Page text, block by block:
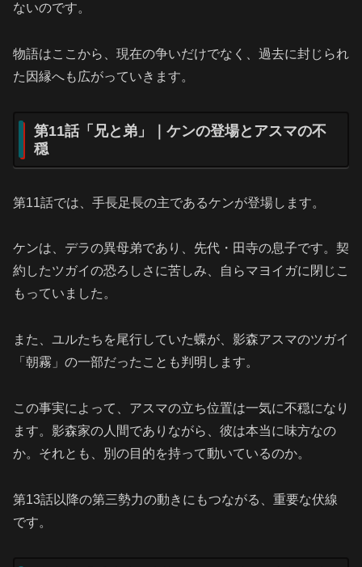
ないのです。
物語はここから、現在の争いだけでなく、過去に封じられ
た因縁へも広がっていきます。
第11話「兄と弟」｜ケンの登場とアスマの不
穏
第11話では、手長足長の主であるケンが登場します。
ケンは、デラの異母弟であり、先代・田寺の息子です。契
約したツガイの恐ろしさに苦しみ、自らマヨイガに閉じこ
もっていました。
また、ユルたちを尾行していた蝶が、影森アスマのツガイ
「朝霧」の一部だったことも判明します。
この事実によって、アスマの立ち位置は一気に不穏になり
ます。影森家の人間でありながら、彼は本当に味方なの
か。それとも、別の目的を持って動いているのか。
第13話以降の第三勢力の動きにもつながる、重要な伏線
です。